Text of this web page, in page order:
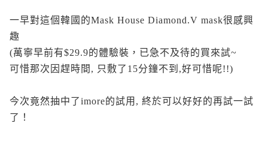
一早對這個韓國的Mask House Diamond.V mask很感興
趣
(萬寧早前有$29.9的體驗裝，已急不及待的買來試~
可惜那次因趕時間, 只敷了15分鐘不到,好可惜呢!!)
今次竟然抽中了imore的試用, 終於可以好好的再試一試
了！